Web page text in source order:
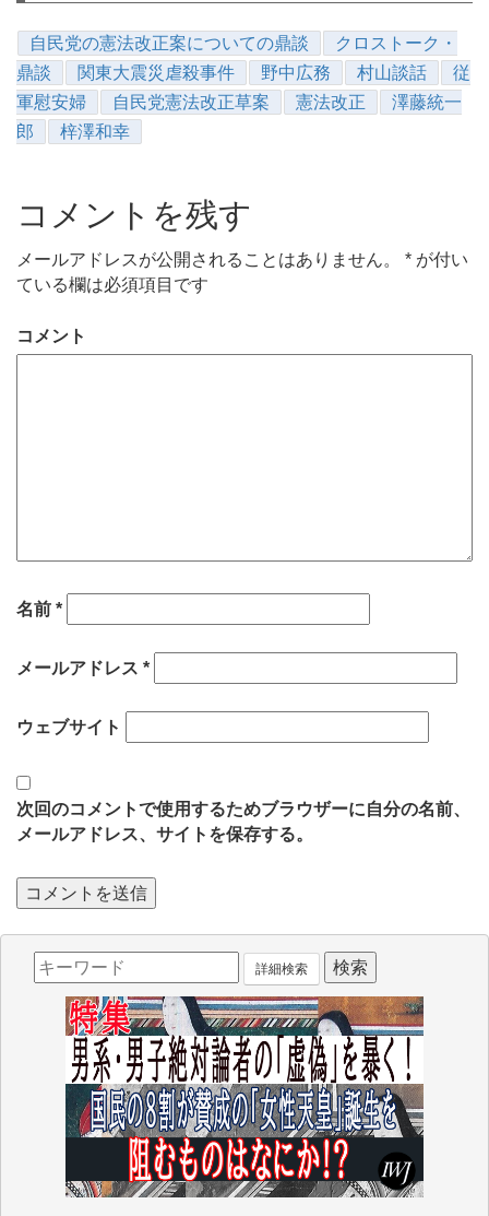
自民党の憲法改正案についての鼎談
クロストーク・
鼎談
関東大震災虐殺事件 野中広務 村山談話
従
軍慰安婦
自民党憲法改正草案 憲法改正
澤藤統一
郎
梓澤和幸
コメントを残す
メールアドレスが公開されることはありません。 * が付い
ている欄は必須項目です
コメント
名前 *
メールアドレス *
ウェブサイト
次回のコメントで使用するためブラウザーに自分の名前、
メールアドレス、サイトを保存する。
詳細検索